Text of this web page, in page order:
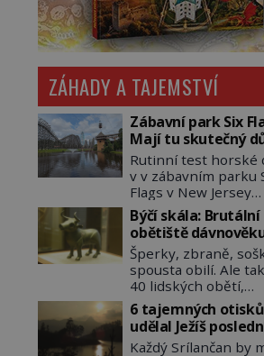
ZÁHADY A TAJEMSTVÍ
Zábavní park Six
Mají tu skutečný
hrůzy!
Rutinní test horské
v v zábavním parku
Flags v New Jersey
dopadne 16. srpna
katastrofou. 20letý
Scott Tyler se zřítí na
Zranění jsou
se životem.
bezpečnostní
osvětlí smrtelnou
tiskový mluvčí parku
vyšetřovatelé mu
Býčí skála: Brutální
obětiště
Šperky, zbraně,
spousta obilí. Ale
40 lidských obětí,
převážně dívek, z
některým rozetnou
a useknou
slavný halštatský
6 tajemných
udělal Ježíš
pozemský krok?
Každý Srílančan by